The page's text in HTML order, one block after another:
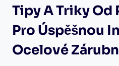
Tipy A Triky Od
Pro Úspěšnou
Ocelové